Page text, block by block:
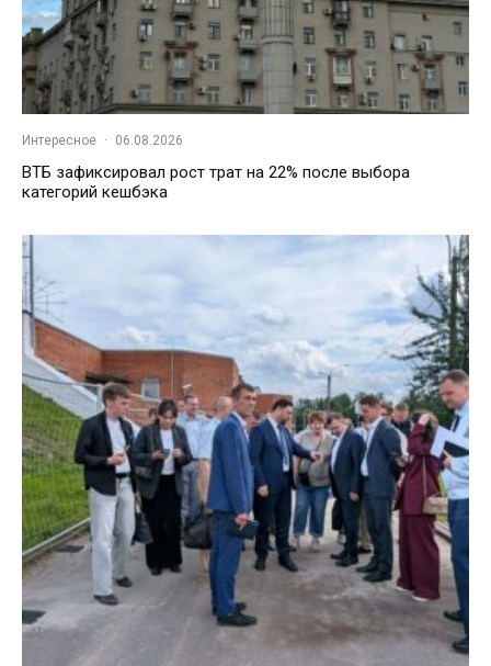
Интересное · 06.08.2026
ВТБ зафиксировал рост трат на 22% после выбора
категорий кешбэка